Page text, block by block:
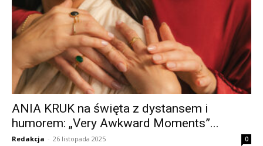
ANIA KRUK na święta z dystansem i
humorem: „Very Awkward Moments”...
Redakcja - 26 listopada 2025 0